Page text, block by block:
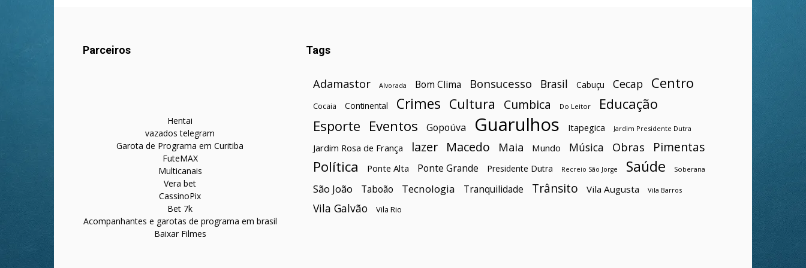
Parceiros
Hentai
vazados telegram
Garota de Programa em Curitiba
FuteMAX
Multicanais
Vera bet
CassinoPix
Bet 7k
Acompanhantes e garotas de programa em brasil
Baixar Filmes
Tags
Adamastor Alvorada Bom Clima Bonsucesso Brasil Cabuçu Cecap Centro
Cocaia Continental Crimes Cultura Cumbica Do Leitor Educação
Esporte Eventos Gopoúva Guarulhos Itapegica Jardim Presidente Dutra
Jardim Rosa de França lazer Macedo Maia Mundo Música Obras Pimentas
Política Ponte Alta Ponte Grande Presidente Dutra Recreio São Jorge Saúde Soberana
São João Taboão Tecnologia Tranquilidade Trânsito Vila Augusta Vila Barros
Vila Galvão Vila Rio